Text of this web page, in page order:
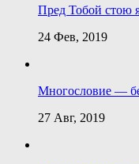
Пред Тобой стою
24 Фев, 2019
Многословие —
27 Авг, 2019